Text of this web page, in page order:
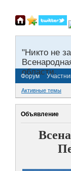
"Никто не
области.
Форум
Активные темы
Объявление